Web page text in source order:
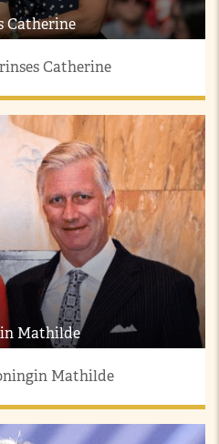
Catherine
Catherine
Mathilde
Mathilde